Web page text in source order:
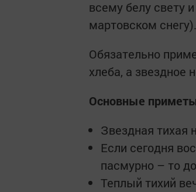
всему белу свету
мартовском снегу).
Обязательно
хлеба, а звездное
Основные
Звездная тихая
Если сегодня
пасмурно – то
Теплый тихий